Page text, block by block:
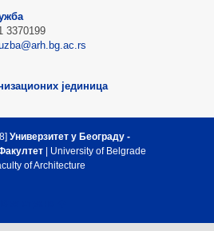
3370199
јединица
Универзитет у Београду -
| University of Belgrade
of Architecture